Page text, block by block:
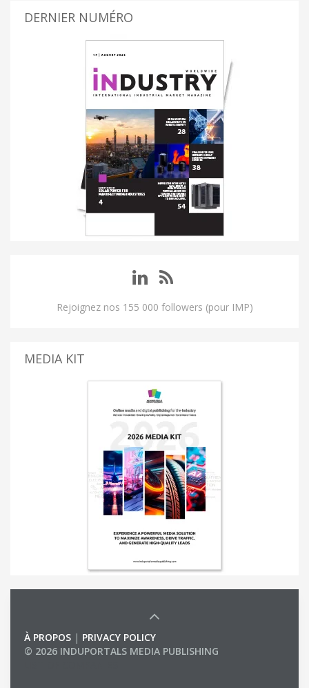
DERNIER NUMÉRO
Rejoignez nos 155 000 followers (pour IMP)
MEDIA KIT
À PROPOS | PRIVACY POLICY
© 2026 INDUPORTALS MEDIA PUBLISHING